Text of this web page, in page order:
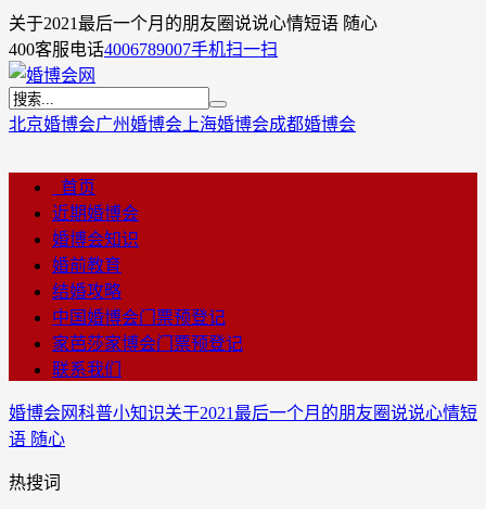
关于2021最后一个月的朋友圈说说心情短语 随心
400客服电话4006789007手机扫一扫
北京婚博会广州婚博会 上海婚博会成都婚博会
首页
近期婚博会
婚博会知识
婚前教育
结婚攻略
中国婚博会门票预登记
家芭莎家博会门票预登记
联系我们
婚博会网科普小知识关于2021最后一个月的朋友圈说说心情短
语 随心
热搜词